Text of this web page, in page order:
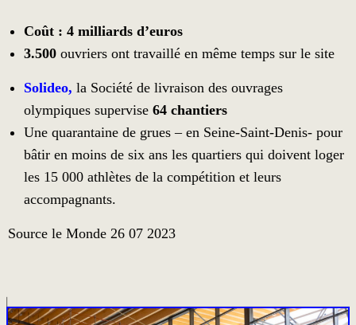
Coût : 4 milliards d’euros
3.500 ouvriers ont travaillé en même temps sur le site
Solideo, la Société de livraison des ouvrages
olympiques supervise 64 chantiers
Une quarantaine de grues – en Seine-Saint-Denis- pour
bâtir en moins de six ans les quartiers qui doivent loger
les 15 000 athlètes de la compétition et leurs
accompagnants.
Source le Monde 26 07 2023